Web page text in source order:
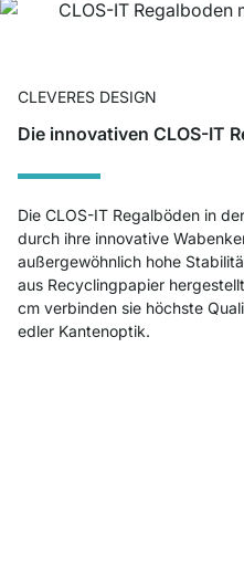
CLEVERES DESIGN
Die innovativen CLOS-IT
Die CLOS-IT Regalböden in
durch ihre innovative
außergewöhnlich hohe
aus Recyclingpapier
cm verbinden sie höchste
edler Kantenoptik.